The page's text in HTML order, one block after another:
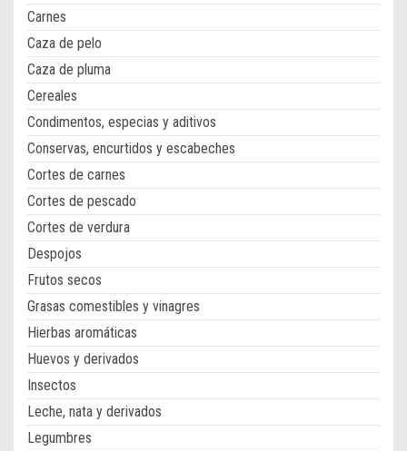
Carnes
Caza de pelo
Caza de pluma
Cereales
Condimentos, especias y aditivos
Conservas, encurtidos y escabeches
Cortes de carnes
Cortes de pescado
Cortes de verdura
Despojos
Frutos secos
Grasas comestibles y vinagres
Hierbas aromáticas
Huevos y derivados
Insectos
Leche, nata y derivados
Legumbres